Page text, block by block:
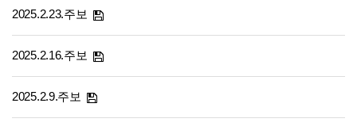
2025.2.23.주보
2025.2.16.주보
2025.2.9.주보